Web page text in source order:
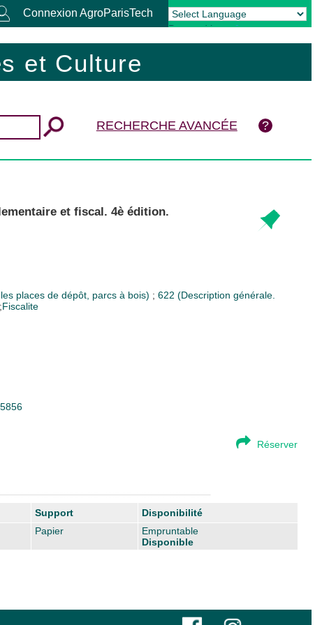
Connexion AgroParisTech
Powered by Translate
et Culture
RECHERCHE AVANCÉE
et fiscal. 4è édition.
places de dépôt, parcs à bois) ; 622 (Description générale.
;Fiscalite
Réserver
Support
Disponibilité
Papier
Empruntable
Disponible